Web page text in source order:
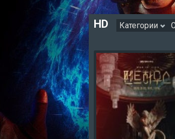
HD Категории